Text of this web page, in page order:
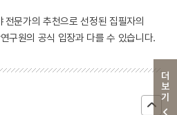
더보기
문가의 추천으로 선정된 집필자의
구원의 공식 입장과 다를 수 있습니다.